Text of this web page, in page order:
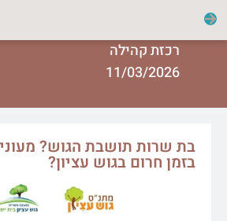
רכזת קהילה
11/03/2026
בת שרות תושבת הגוש?
בזמן חרום בגוש עציון?